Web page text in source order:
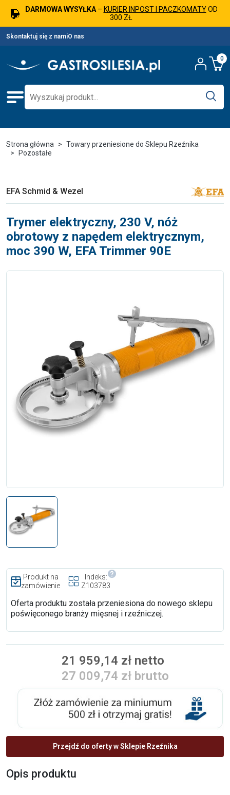
DARMOWA WYSYŁKA– KURIER INPOST I PACZKOMATYOD
300 ZŁ
Skontaktuj się z namiO nas
0
Strona główna
Towary przeniesione do Sklepu Rzeźnika
Pozostałe
EFA Schmid & Wezel
Trymer elektryczny, 230 V, nóż
obrotowy z napędem elektrycznym,
moc 390 W, EFA Trimmer 90E
Produkt na
zamówienie
Indeks:
Z103783
Oferta produktu została przeniesiona do nowego sklepu
poświęconego branży mięsnej i rzeźniczej.
21 959,14 zł netto
27 009,74 zł brutto
Przejdź do oferty w Sklepie Rzeźnika
Opis produktu